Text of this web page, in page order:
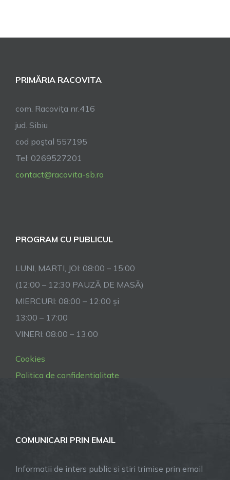
PRIMĂRIA RACOVITA
com. Racoviţa nr.416
jud. Sibiu
cod poştal 557195
Tel: 0269527201
contact@racovita-sb.ro
PROGRAM CU PUBLICUL
LUNI, MARTI, JOI: 08:00 – 15:00
(12:00 – 12:30 PAUZĂ DE MASĂ)
MIERCURI: 08:00 – 12:00 și
13:00 – 17:00
VINERI: 08:00 – 13:00
Cookies
Politica de confidentialitate
COMUNICARI PRIN EMAIL
Informatii de inters public si stiri trimise prin email